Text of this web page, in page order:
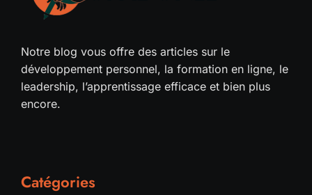
Notre blog vous offre des articles sur le
développement personnel, la formation en ligne, le
leadership, l’apprentissage efficace et bien plus
encore.
Catégories